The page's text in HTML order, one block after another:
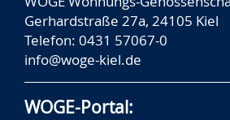
Gerhardstraße 27a, 24105 Kiel
Telefon: 0431 57067-0
info@woge-kiel.de
WOGE-Portal: